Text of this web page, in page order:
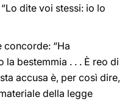
dite voi stessi: io lo
concorde: “Ha
la bestemmia . . . È reo di
accusa è, per così dire,
della legge